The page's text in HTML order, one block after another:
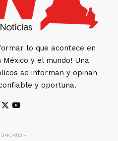
lo que acontece en
y el mundo! Una
se informan y opinan
y oportuna.
-